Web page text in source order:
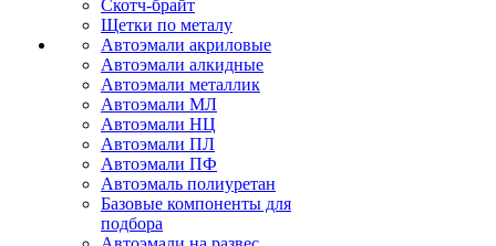
Скотч-брайт
Щетки по металу
Автоэмали акриловые
Автоэмали алкидные
Автоэмали металлик
Автоэмали МЛ
Автоэмали НЦ
Автоэмали ПЛ
Автоэмали ПФ
Автоэмаль полиуретан
Базовые компоненты для
подбора